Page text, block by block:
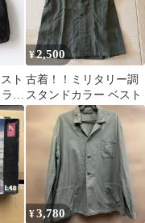
ト
ン
バ
グ
フ
ャ
¥2,500
古着！！ミリタリー調
スタンドカラー ベスト
¥3,780